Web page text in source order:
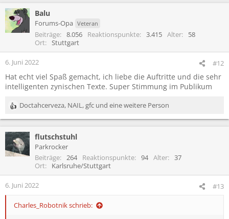
k
t
i
n
n
:
Balu
Forums-Opa Veteran
Beiträge 8.056 Reaktionspunkte 3.415 Alter
58
Ort
Stuttgart
6. Juni 2022 #12
Hat echt viel Spaß gemacht, ich liebe die Auftritte und die sehr
intelligenten zynischen Texte. Super Stimmung im Publikum
R
e
k
t
i
n
Doctahcerveza, NAIL,gfc und eine weitere Person
flutschstuhl
Parkrocker
Beiträge
264 Reaktionspunkte 94 Alter
37
Ort
Karlsruhe/Stuttgart
6. Juni 2022 #13
Charles_Robotnik schrieb: